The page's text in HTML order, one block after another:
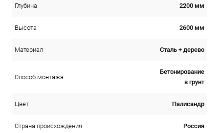
Глубина 2200 мм
Высота 2600 мм
Материал Сталь + дерево
Способ монтажа
Бетонирование
в грунт
Цвет Палисандр
Страна происхождения Россия